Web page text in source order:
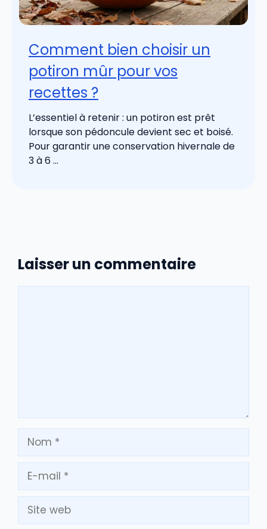
Comment bien choisir un
potiron mûr pour vos
recettes ?
L’essentiel à retenir : un potiron est prêt
lorsque son pédoncule devient sec et boisé.
Pour garantir une conservation hivernale de
3 à 6 ...
Laisser un commentaire
Nom
mail
Site
web